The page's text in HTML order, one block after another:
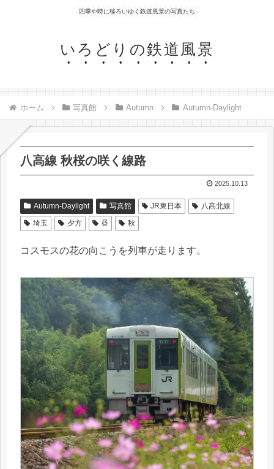
四季や時に移ろいゆく鉄道風景の写真たち
いろどりの鉄道風景
ホーム 写真館 Autumn Autumn-Daylight
八高線 秋桜の咲く線路
2025.10.13
Autumn-Daylight 写真館 JR東日本
八高北線
埼玉
夕方 昼 秋
コスモスの花の向こうを列車が走ります。